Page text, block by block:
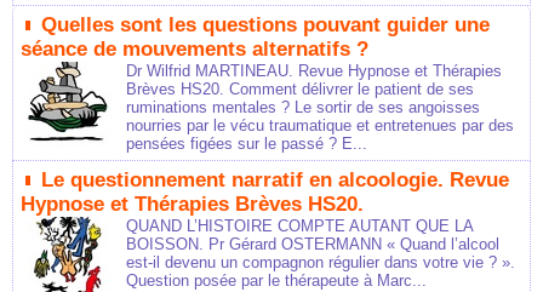
Quelles sont les questions pouvant guider une
séance de mouvements alternatifs ?
Dr Wilfrid MARTINEAU. Revue Hypnose et Thérapies
Brèves HS20. Comment délivrer le patient de ses
ruminations mentales ? Le sortir de ses angoisses
nourries par le vécu traumatique et entretenues par des
pensées figées sur le passé ? E...
Le questionnement narratif en alcoologie. Revue
Hypnose et Thérapies Brèves HS20.
QUAND L’HISTOIRE COMPTE AUTANT QUE LA
BOISSON. Pr Gérard OSTERMANN « Quand l’alcool
est-il devenu un compagnon régulier dans votre vie ? ».
Question posée par le thérapeute à Marc...